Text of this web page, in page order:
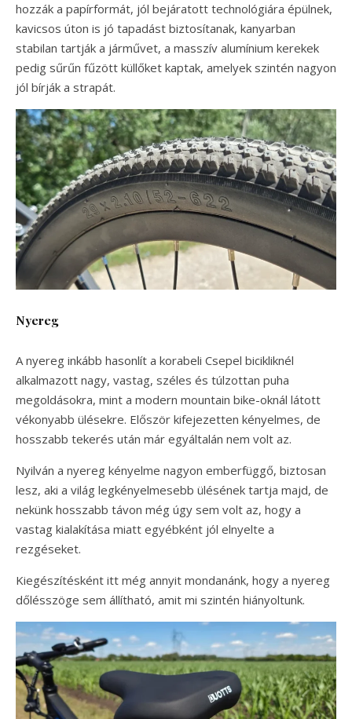
hozzák a papírformát, jól bejáratott technológiára épülnek,
kavicsos úton is jó tapadást biztosítanak, kanyarban
stabilan tartják a járművet, a masszív alumínium kerekek
pedig sűrűn fűzött küllőket kaptak, amelyek szintén nagyon
jól bírják a strapát.
Nyereg
A nyereg inkább hasonlít a korabeli Csepel bicikliknél
alkalmazott nagy, vastag, széles és túlzottan puha
megoldásokra, mint a modern mountain bike-oknál látott
vékonyabb ülésekre. Először kifejezetten kényelmes, de
hosszabb tekerés után már egyáltalán nem volt az.
Nyilván a nyereg kényelme nagyon emberfüggő, biztosan
lesz, aki a világ legkényelmesebb ülésének tartja majd, de
nekünk hosszabb távon még úgy sem volt az, hogy a
vastag kialakítása miatt egyébként jól elnyelte a
rezgéseket.
Kiegészítésként itt még annyit mondanánk, hogy a nyereg
dőlésszöge sem állítható, amit mi szintén hiányoltunk.